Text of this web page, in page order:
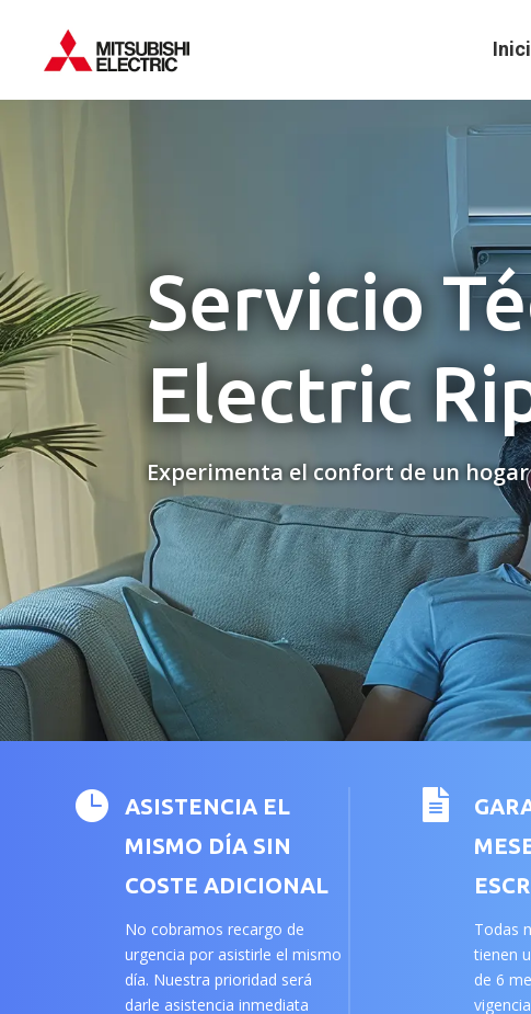
Servicio
Electric
Experimenta el confort de un

ASISTENCIA EL
MISMO DÍA SIN
COSTE ADICIONAL
No cobramos recargo de
urgencia por asistirle el mismo
día. Nuestra prioridad será
darle asistencia inmediata

Todas
tienen
de 6